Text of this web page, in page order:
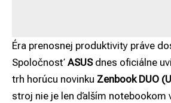
Éra prenosnej produktivity práve
Spoločnosť ASUSdnes oficiálne
trh horúcu novinku Zenbook DUO
stroj nie je len ďalším notebookom